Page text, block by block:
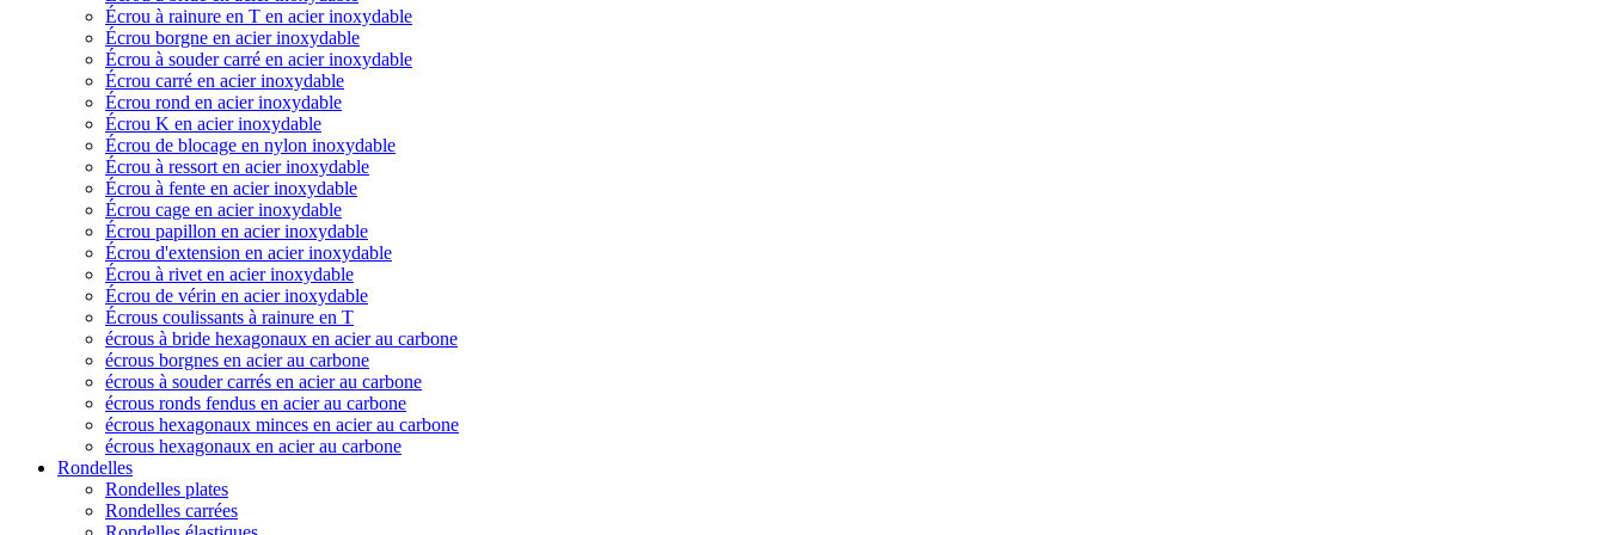
Écrou à rainure en T en acier inoxydable
Écrou borgne en acier inoxydable
Écrou à souder carré en acier inoxydable
Écrou carré en acier inoxydable
Écrou rond en acier inoxydable
Écrou K en acier inoxydable
Écrou de blocage en nylon inoxydable
Écrou à ressort en acier inoxydable
Écrou à fente en acier inoxydable
Écrou cage en acier inoxydable
Écrou papillon en acier inoxydable
Écrou d'extension en acier inoxydable
Écrou à rivet en acier inoxydable
Écrou de vérin en acier inoxydable
Écrous coulissants à rainure en T
écrous à bride hexagonaux en acier au carbone
écrous borgnes en acier au carbone
écrous à souder carrés en acier au carbone
écrous ronds fendus en acier au carbone
écrous hexagonaux minces en acier au carbone
écrous hexagonaux en acier au carbone
Rondelles
Rondelles plates
Rondelles carrées